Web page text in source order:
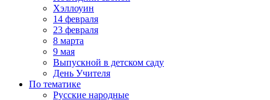
Хэллоуин
14 февраля
23 февраля
8 марта
9 мая
Выпускной в детском саду
День Учителя
По тематике
Русские народные